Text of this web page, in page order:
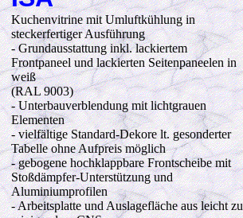
Kuchenvitrine mit Umluftkühlung in
steckerfertiger Ausführung
- Grundausstattung inkl. lackiertem
Frontpaneel und lackierten Seitenpaneelen in
weiß
(RAL 9003)
- Unterbauverblendung mit lichtgrauen
Elementen
- vielfältige Standard-Dekore lt. gesonderter
Tabelle ohne Aufpreis möglich
- gebogene hochklappbare Frontscheibe mit
Stoßdämpfer-Unterstützung und
Aluminiumprofilen
- Arbeitsplatte und Auslagefläche aus leicht zu